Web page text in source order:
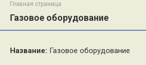
Главная страница
Газовое оборудование
Название: Газовое оборудование